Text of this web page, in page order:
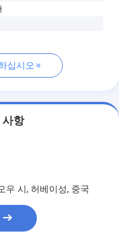
십시오
사항
우 시, 허베이성, 중국